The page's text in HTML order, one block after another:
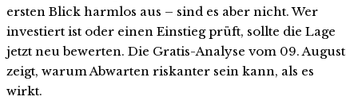
ersten Blick harmlos aus – sind es aber nicht. Wer
investiert ist oder einen Einstieg prüft, sollte die Lage
jetzt neu bewerten. Die Gratis-Analyse vom 09. August
zeigt, warum Abwarten riskanter sein kann, als es
wirkt.